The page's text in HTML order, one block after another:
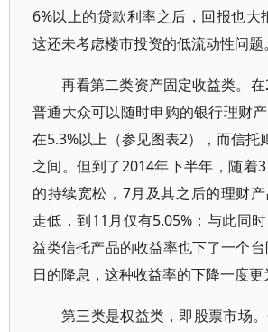
6%以上的贷款利率之后，回报也大
这还未考虑楼市投资的低流动性问题。
再看第二类资产固定收益类。在
普通大众可以随时申购的银行理财
在5.3%以上（参见图表2），而信托
之间。但到了2014年下半年，随着
的持续宽松，7月及其之后的理财
走低，到11月仅有5.05%；与此同
益类信托产品的收益率也下了一个
日的降息，这种收益率的下降一度更
第三类是权益类，即股票市场